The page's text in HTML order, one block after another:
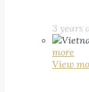
3 years
more
View